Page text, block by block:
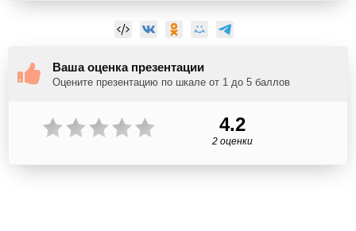
Ваша оценка презентации
Оцените презентацию по шкале от 1 до 5 баллов
4.2
2 оценки